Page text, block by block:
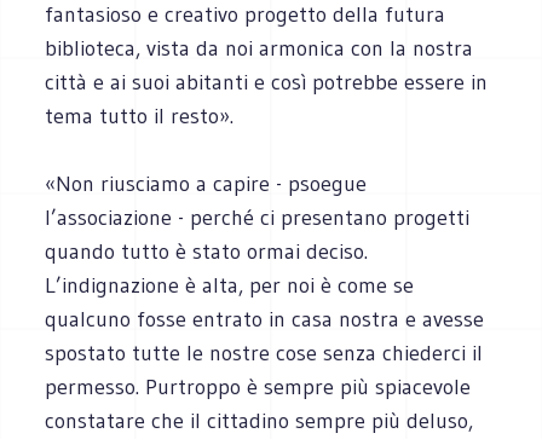
fantasioso e creativo progetto della futura
biblioteca, vista da noi armonica con la nostra
città e ai suoi abitanti e così potrebbe essere in
tema tutto il resto».
«Non riusciamo a capire - psoegue
l’associazione - perché ci presentano progetti
quando tutto è stato ormai deciso.
L’indignazione è alta, per noi è come se
qualcuno fosse entrato in casa nostra e avesse
spostato tutte le nostre cose senza chiederci il
permesso. Purtroppo è sempre più spiacevole
constatare che il cittadino sempre più deluso,